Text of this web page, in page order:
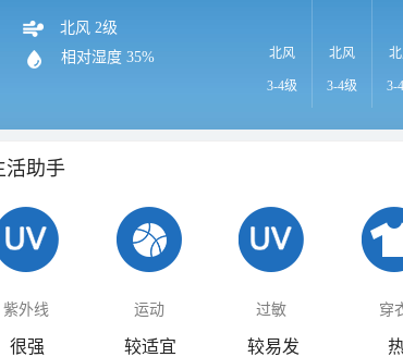
北风 2级
相对湿度 35% 北风
3-4级
北风
3-4级 3-
活助手
紫外线 运动 过敏 穿
很强 较适宜 较易发